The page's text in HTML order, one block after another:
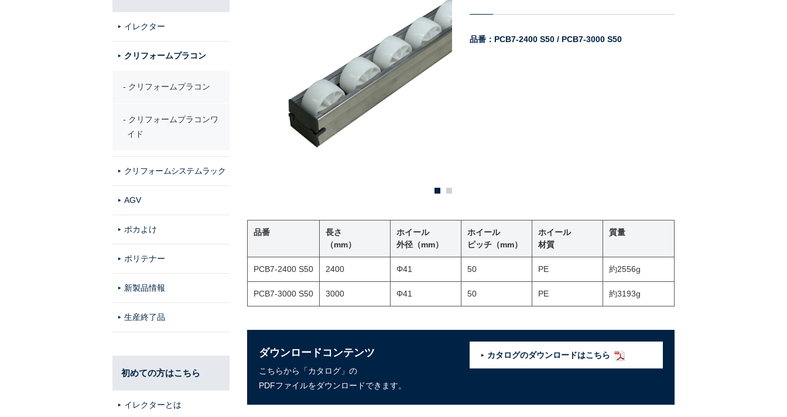
品番：PCB7-2400 S50 / PCB7-3000 S50
品番
長さ
（mm）
ホイール
外径（mm）
ホイール
ピッチ（mm）
ホイール
材質
質量
PCB7-2400 S50 2400 Φ41 50 PE 約2556g
PCB7-3000 S50 3000 Φ41 50 PE 約3193g
ダウンロードコンテンツ
こちらから「カタログ」の
PDFファイルをダウンロードできます。
カタログのダウンロードはこちら
イレクター
クリフォームプラコン
クリフォームプラコン
クリフォームプラコンワ
イド
クリフォームシステムラック
AGV
ポカよけ
ポリテナー
新製品情報
生産終了品
初めての方はこちら
イレクターとは